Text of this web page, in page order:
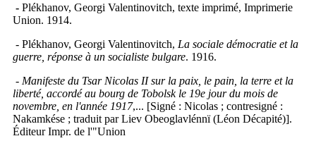
- Plékhanov, Georgi Valentinovitch, texte imprimé, Imprimerie
Union. 1914.
- Plékhanov, Georgi Valentinovitch, La sociale démocratie et la
guerre, réponse à un socialiste bulgare. 1916.
- Manifeste du Tsar Nicolas II sur la paix, le pain, la terre et la
liberté, accordé au bourg de Tobolsk le 19e jour du mois de
novembre, en l'année 1917,... [Signé : Nicolas ; contresigné :
Nakamkése ; traduit par Liev Obeoglavlénnï (Léon Décapité)].
Éditeur Impr. de l'"Union